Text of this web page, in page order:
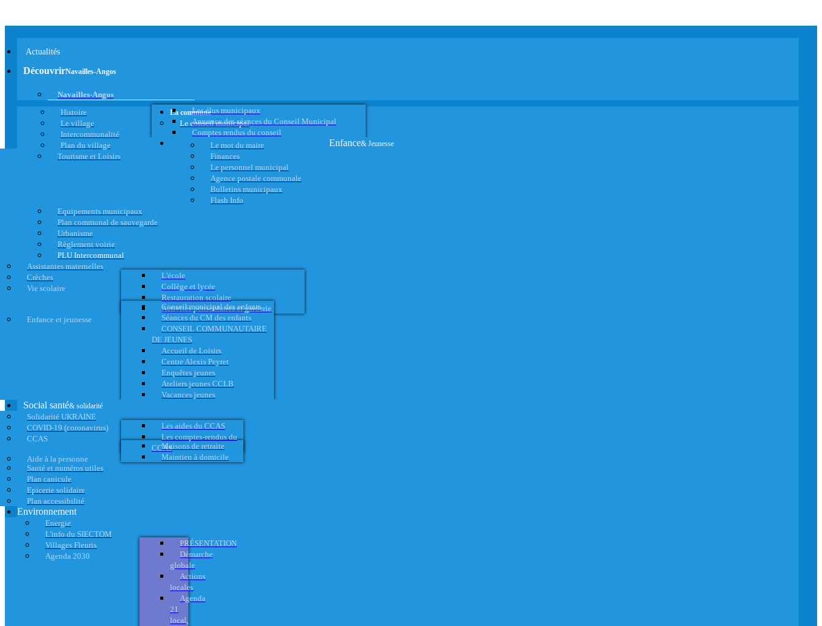
Actualités
DécouvrirNavailles-Angos
Navailles-Angos
Histoire
Le village
Intercommunalité
Plan du village
Tourisme et Loisirs
La commune
Le conseil municipal
Les élus municipaux
Annonce des séances du Conseil Municipal
Comptes rendus du conseil
Le mot du maire
Finances
Le personnel municipal
Agence postale communale
Bulletins municipaux
Flash Info
Equipements municipaux
Plan communal de sauvegarde
Urbanisme
Règlement voirie
PLU Intercommunal
Enfance& Jeunesse
Assistantes maternelles
Crèches
Vie scolaire
L'école
Collège et lycée
Restauration scolaire
Activités périscolaires et garderie
Enfance et jeunesse
Conseil municipal des enfants
Séances du CM des enfants
CONSEIL COMMUNAUTAIRE
DE JEUNES
Accueil de Loisirs
Centre Alexis Peyret
Enquêtes jeunes
Ateliers jeunes CCLB
Vacances jeunes
Social santé& solidarité
Solidarité UKRAINE
COVID-19 (coronavirus)
CCAS
Les aides du CCAS
Les comptes-rendus du
CCAS
Aide à la personne
Maisons de retraite
Maintien à domicile
Santé et numéros utiles
Plan canicule
Epicerie solidaire
Plan accessibilité
Environnement
Energie
L'info du SIECTOM
Villages Fleuris
Agenda 2030
PRÉSENTATION
Démarche
globale
Actions
locales
Agenda
21
local,